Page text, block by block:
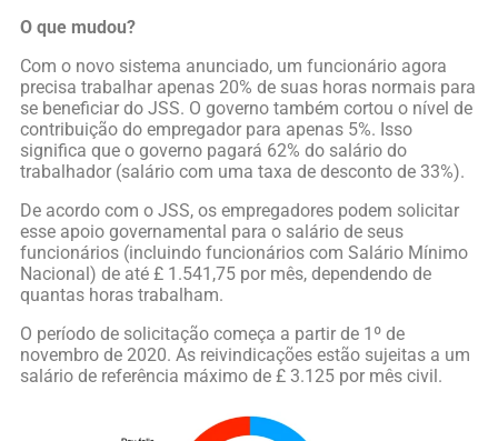
O que mudou?
Com o novo sistema anunciado, um funcionário agora
precisa trabalhar apenas 20% de suas horas normais para
se beneficiar do JSS. O governo também cortou o nível de
contribuição do empregador para apenas 5%. Isso
significa que o governo pagará 62% do salário do
trabalhador (salário com uma taxa de desconto de 33%).
De acordo com o JSS, os empregadores podem solicitar
esse apoio governamental para o salário de seus
funcionários (incluindo funcionários com Salário Mínimo
Nacional) de até £ 1.541,75 por mês, dependendo de
quantas horas trabalham.
O período de solicitação começa a partir de 1º de
novembro de 2020. As reivindicações estão sujeitas a um
salário de referência máximo de £ 3.125 por mês civil.